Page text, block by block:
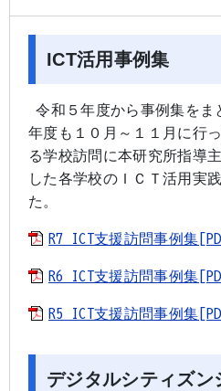
ICT活用事例集
令和５年度から事例集をま
年度も１０月～１１月に行
る学校訪問に本研究所指導
した各学校のＩＣＴ活用実
た。
R7 ICT支援訪問事例集
R6 ICT支援訪問事例集
R5 ICT支援訪問事例集
デジタルシティズ